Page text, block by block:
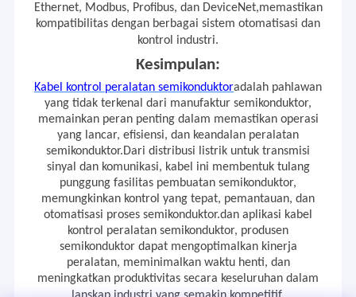
Ethernet, Modbus, Profibus, dan DeviceNet,memastikan
kompatibilitas dengan berbagai sistem otomatisasi dan
kontrol industri.
Kesimpulan:
Kabel kontrol peralatan semikonduktoradalah pahlawan
yang tidak terkenal dari manufaktur semikonduktor,
memainkan peran penting dalam memastikan operasi
yang lancar, efisiensi, dan keandalan peralatan
semikonduktor.Dari distribusi listrik untuk transmisi
sinyal dan komunikasi, kabel ini membentuk tulang
punggung fasilitas pembuatan semikonduktor,
memungkinkan kontrol yang tepat, pemantauan, dan
otomatisasi proses semikonduktor.dan aplikasi kabel
kontrol peralatan semikonduktor, produsen
semikonduktor dapat mengoptimalkan kinerja
peralatan, meminimalkan waktu henti, dan
meningkatkan produktivitas secara keseluruhan dalam